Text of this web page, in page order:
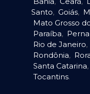
Santo, Goiás,
Mato Grosso
Paraíba,
Rio de Janeiro,
Rondônia,
Santa Catarina,
Tocantins.